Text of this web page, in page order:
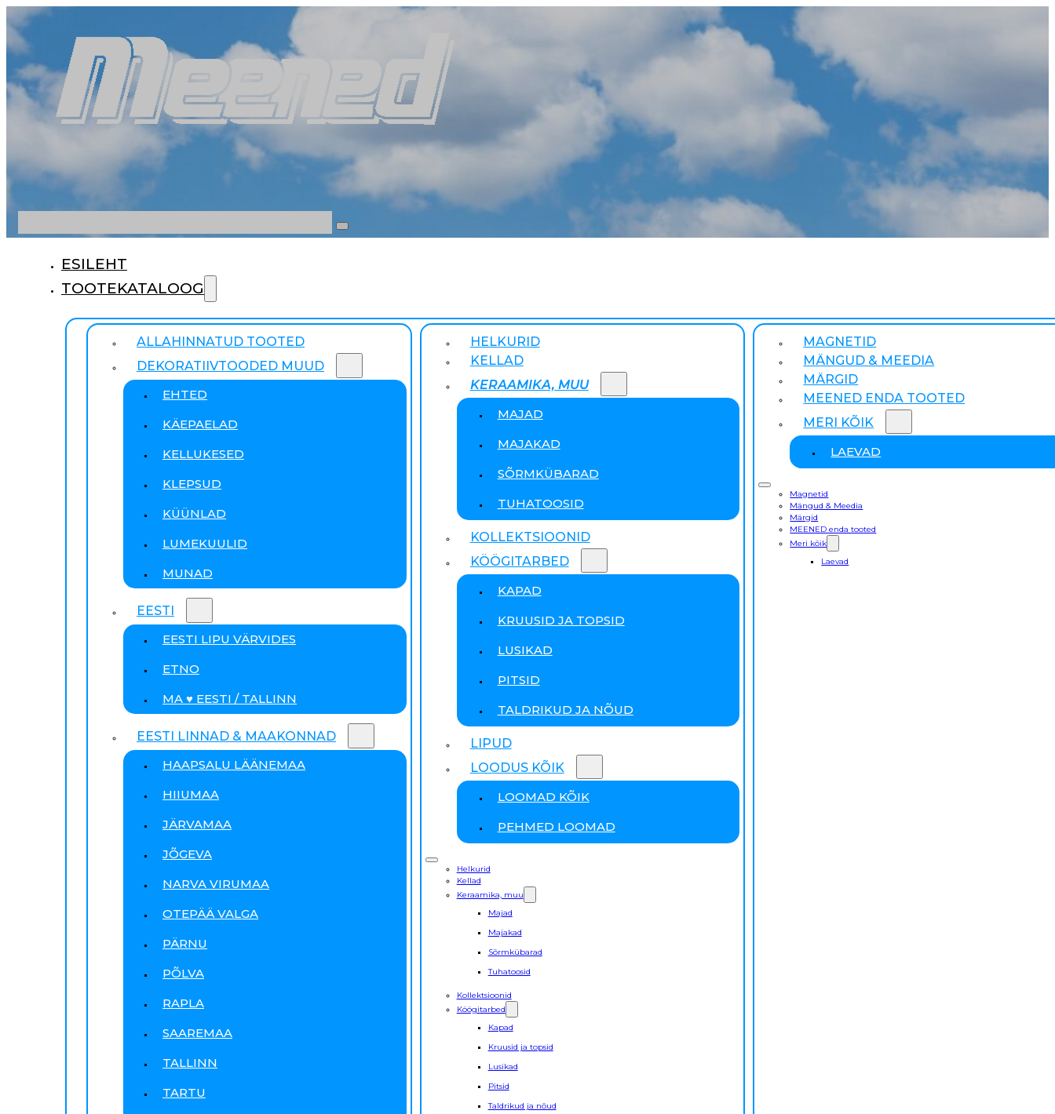
ESILEHT
TOOTEKATALOOG
ALLAHINNATUD TOOTED
DEKORATIIVTOODED MUUD
EHTED
KÄEPAELAD
KELLUKESED
KLEPSUD
KÜÜNLAD
LUMEKUULID
MUNAD
EESTI
EESTI LIPU VÄRVIDES
ETNO
MA ♥ EESTI / TALLINN
EESTI LINNAD & MAAKONNAD
HAAPSALU LÄÄNEMAA
HIIUMAA
JÄRVAMAA
JÕGEVA
NARVA VIRUMAA
OTEPÄÄ VALGA
PÄRNU
PÕLVA
RAPLA
SAAREMAA
TALLINN
TARTU
HELKURID
KELLAD
KERAAMIKA, MUU
MAJAD
MAJAKAD
SÕRMKÜBARAD
TUHATOOSID
KOLLEKTSIOONID
KÖÖGITARBED
KAPAD
KRUUSID JA TOPSID
LUSIKAD
PITSID
TALDRIKUD JA NÕUD
LIPUD
LOODUS KÕIK
LOOMAD KÕIK
PEHMED LOOMAD
Helkurid
Kellad
Keraamika, muu
Majad
Majakad
Sõrmkübarad
Tuhatoosid
Kollektsioonid
Köögitarbed
Kapad
Kruusid ja topsid
Lusikad
Pitsid
Taldrikud ja nõud
MAGNETID
MÄNGUD & MEEDIA
MÄRGID
MEENED ENDA TOOTED
MERI KÕIK
LAEVAD
Magnetid
Mängud & Meedia
Märgid
MEENED enda tooted
Meri kõik
Laevad